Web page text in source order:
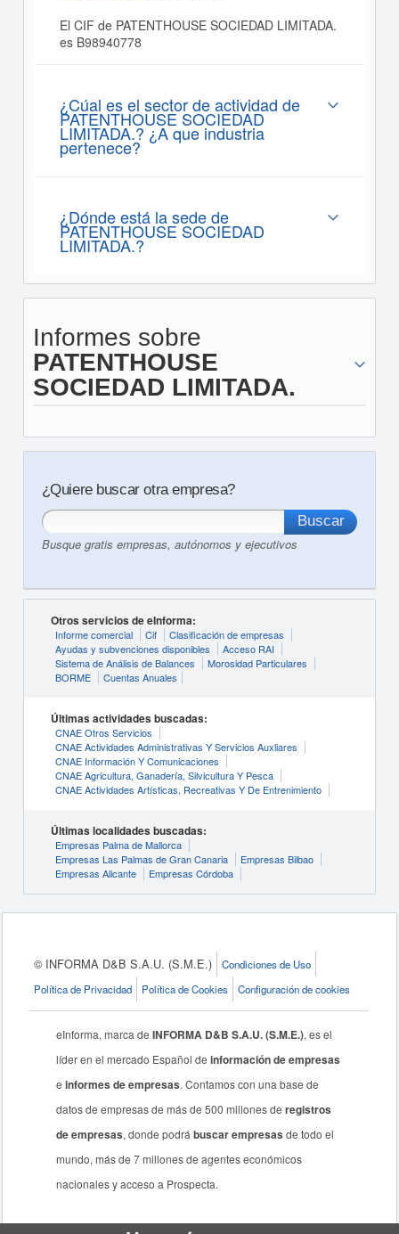
El CIF de PATENTHOUSE SOCIEDAD LIMITADA.
es B98940778
¿Cúal es el sector de actividad de
PATENTHOUSE SOCIEDAD
LIMITADA.? ¿A que industria
pertenece?
¿Dónde está la sede de
PATENTHOUSE SOCIEDAD
LIMITADA.?
Informes sobre
PATENTHOUSE
SOCIEDAD LIMITADA.
¿Quiere buscar otra empresa?
Busque gratis empresas, autónomos y ejecutivos
Otros servicios de eInforma:
Informe comercial Cif
Clasificación de empresas
Ayudas y subvenciones disponibles
Acceso RAI
Sistema de Análisis de Balances
Morosidad Particulares
BORME
Cuentas Anuales
Últimas actividades buscadas:
CNAE Otros Servicios
CNAE Actividades Administrativas Y Servicios Auxliares
CNAE Información Y Comunicaciones
CNAE Agricultura, Ganadería, Silvicultura Y Pesca
CNAE Actividades Artísticas, Recreativas Y De Entrenimiento
Últimas localidades buscadas:
Empresas Palma de Mallorca
Empresas Las Palmas de Gran Canaria
Empresas Bilbao
Empresas Alicante
Empresas Córdoba
© INFORMA D&B S.A.U. (S.M.E.)
Condiciones de Uso
Política de Privacidad
Política de Cookies Configuración de cookies
eInforma, marca deINFORMA D&B S.A.U. (S.M.E.), es el
líder en el mercado Español deinformación de empresas
einformes de empresas. Contamos con una base de
datos de empresas de más de 500 millones deregistros
de empresas, donde podrábuscar empresas de todo el
mundo, más de 7 millones de agentes económicos
nacionales y acceso a Prospecta.